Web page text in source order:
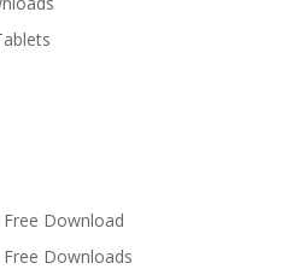
Download
Downloads